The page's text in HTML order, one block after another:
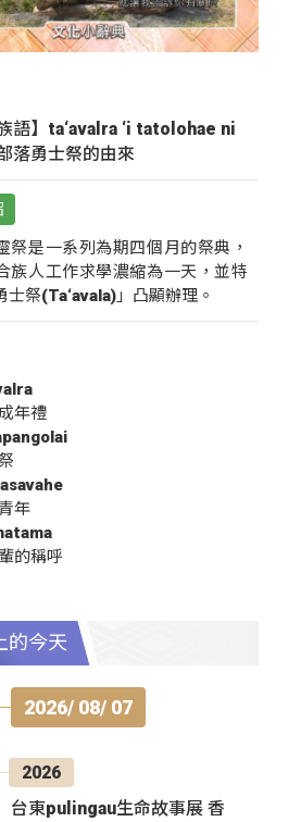
族語】ta‘avalra ‘i tatolohae ni
落勇士祭的由來
祭是一系列為期四個月的祭典，
族人工作求學濃縮為一天，並特
士祭(Ta‘avala)」凸顯辦理。
年禮
年
的稱呼
的今天
2026/ 08/ 07
2026
台東pulingau生命故事展 香